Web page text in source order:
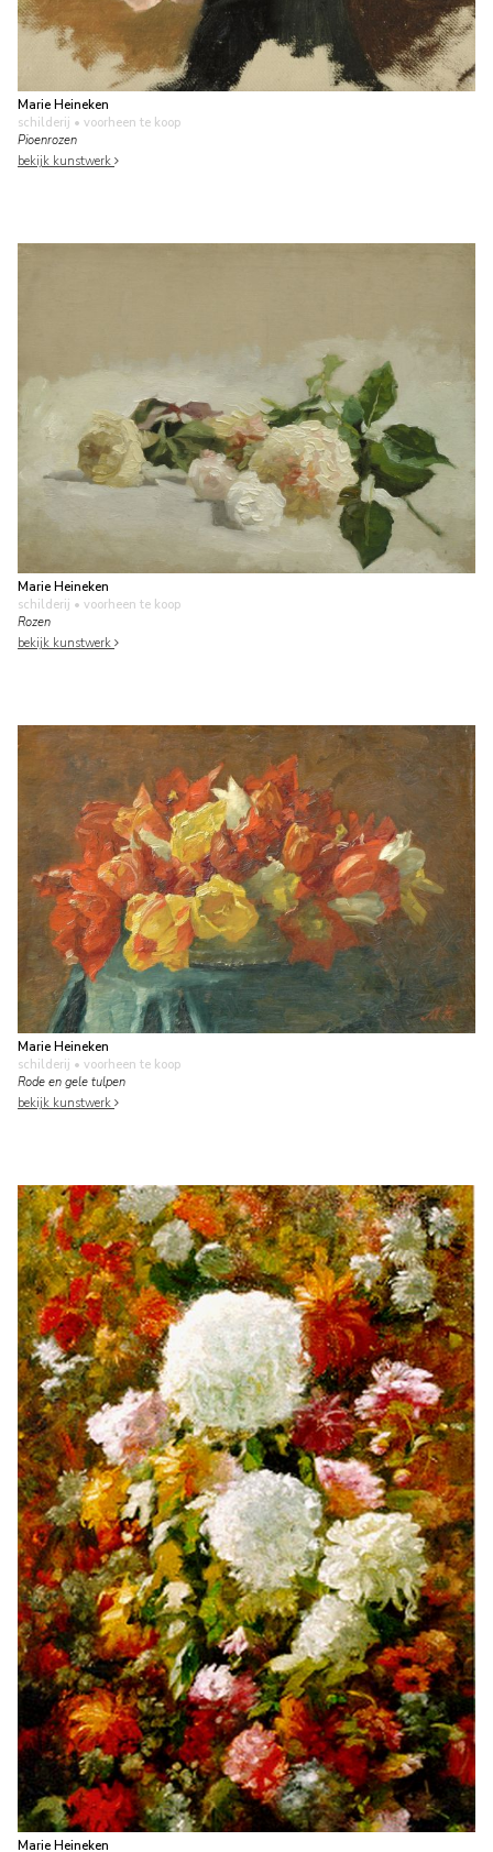
Marie Heineken
schilderij • voorheen te koop
Pioenrozen
bekijk kunstwerk
Marie Heineken
schilderij • voorheen te koop
Rozen
bekijk kunstwerk
Marie Heineken
schilderij • voorheen te koop
Rode en gele tulpen
bekijk kunstwerk
Marie Heineken